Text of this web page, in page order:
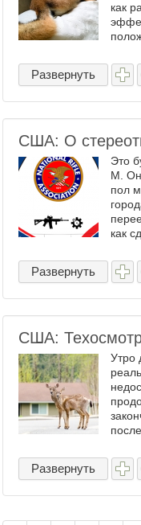
как
Развернуть
США: О
Это
М. Он
пол
как
мой
Развернуть
США:
Утро
Развернуть